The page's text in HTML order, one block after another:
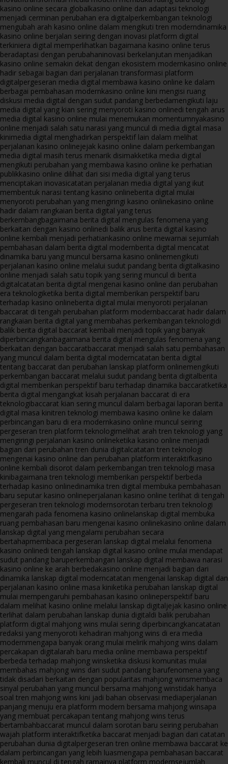
kasino online secara globalkasino online dan adaptasi teknologi
menjadi cerminan perubahan era digitalperkembangan teknologi
mengubah arah kasino online dalam mengikuti tren moderndinamika
kasino online berjalan seiring dengan inovasi platform digital
terkiniera digital memperlihatkan bagaimana kasino online terus
beradaptasi dengan perubahaninovasi berkelanjutan menjadikan
kasino online semakin dekat dengan ekosistem modernkasino online
hadir sebagai bagian dari perjalanan transformasi platform
digitalpergeseran media digital membawa kasino online ke dalam
berbagai pembahasan modernkasino online kini mengisi ruang
diskusi media digital dengan sudut pandang berbedamengikuti laju
media digital yang kian sering menyoroti kasino onlinedi tengah arus
media digital kasino online mulai menemukan momentumnyakasino
online menjadi salah satu narasi yang muncul di media digital masa
kinimedia digital menghadirkan perspektif lain dalam melihat
perjalanan kasino onlinejejak kasino online dalam perkembangan
media digital masih terus menarik disimakketika media digital
mengikuti perubahan yang membawa kasino online ke perhatian
publikkasino online dilihat dari sisi media digital yang terus
menciptakan inovasicatatan perjalanan media digital yang ikut
membentuk narasi tentang kasino onlineberita digital mulai
menyoroti perubahan yang mengiringi kasino onlinekasino online
hadir dalam rangkaian berita digital yang terus
berkembangbagaimana berita digital mengulas fenomena yang
berkaitan dengan kasino onlinedi balik arus berita digital kasino
online kembali menjadi perhatiankasino online mewarnai sejumlah
pembahasan dalam berita digital modernberita digital mencatat
dinamika baru yang muncul bersama kasino onlinemengikuti
perjalanan kasino online melalui sudut pandang berita digitalkasino
online menjadi salah satu topik yang sering muncul di berita
digitalcatatan berita digital mengenai kasino online dan perubahan
era teknologiketika berita digital memberikan perspektif baru
terhadap kasino onlineberita digital mulai menyoroti perjalanan
baccarat di tengah perubahan platform modernbaccarat hadir dalam
rangkaian berita digital yang membahas perkembangan teknologidi
balik berita digital baccarat kembali menjadi topik yang banyak
diperbincangkanbagaimana berita digital mengulas fenomena yang
berkaitan dengan baccaratbaccarat menjadi salah satu pembahasan
yang muncul dalam berita digital moderncatatan berita digital
tentang baccarat dan perubahan lanskap platform onlinemengikuti
perkembangan baccarat melalui sudut pandang berita digitalberita
digital memberikan perspektif baru terhadap dinamika baccaratketika
berita digital mengangkat kisah perjalanan baccarat di era
teknologibaccarat kian sering muncul dalam berbagai laporan berita
digital masa kinitren teknologi membawa kasino online ke dalam
perbincangan baru di era modernkasino online muncul seiring
pergeseran tren platform teknologimelihat arah tren teknologi yang
mengiringi perjalanan kasino onlineketika kasino online menjadi
bagian dari perubahan tren dunia digitalcatatan tren teknologi
mengenai kasino online dan perubahan platform interaktifkasino
online kembali disorot dalam perkembangan tren teknologi masa
kinibagaimana tren teknologi memberikan perspektif berbeda
terhadap kasino onlinedinamika tren digital membuka pembahasan
baru seputar kasino onlineperjalanan kasino online terlihat di tengah
pergeseran tren teknologi modernsorotan terbaru tren teknologi
mengarah pada fenomena kasino onlinelanskap digital membuka
ruang pembahasan baru mengenai kasino onlinekasino online dalam
lanskap digital yang mengalami perubahan secara
bertahapmembaca pergeseran lanskap digital melalui fenomena
kasino onlinedi tengah lanskap digital kasino online mulai mendapat
sudut pandang baruperkembangan lanskap digital membawa narasi
kasino online ke arah berbedakasino online menjadi bagian dari
dinamika lanskap digital moderncatatan mengenai lanskap digital dan
perjalanan kasino online masa kiniketika perubahan lanskap digital
mulai mempengaruhi pembahasan kasino onlineperspektif baru
dalam melihat kasino online melalui lanskap digitaljejak kasino online
terlihat dalam perubahan lanskap dunia digitaldi balik perubahan
platform digital mahjong wins mulai sering diperbincangkancatatan
redaksi yang menyoroti kehadiran mahjong wins di era media
modernmengapa banyak orang mulai melirik mahjong wins dalam
percakapan digitalarah baru media online membawa perspektif
berbeda terhadap mahjong winsketika diskusi komunitas mulai
membahas mahjong wins dari sudut pandang barufenomena yang
tidak disadari berkaitan dengan popularitas mahjong winsmembaca
sinyal perubahan yang muncul bersama mahjong winstidak hanya
soal tren mahjong wins kini jadi bahan observasi mediaperjalanan
panjang menuju era platform modern bersama mahjong winsapa
yang membuat percakapan tentang mahjong wins terus
bertambahbaccarat muncul dalam sorotan baru seiring perubahan
wajah platform interaktifketika baccarat menjadi bagian dari catatan
perubahan dunia digitalpergeseran tren online membawa baccarat ke
dalam perbincangan yang lebih luasmengapa pembahasan baccarat
kembali muncul di tengah ramainya platform modernsejumlah